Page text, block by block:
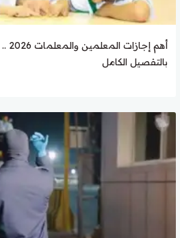
بالتفصيل الكامل